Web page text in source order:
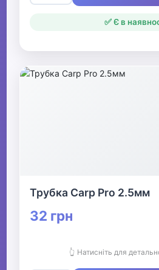
✅ Є в
Трубка Carp Pro 2.5мм
32 грн
👆 Натисніть для